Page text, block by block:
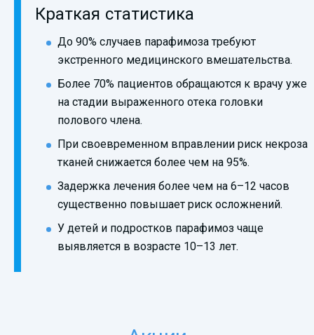
Краткая статистика
До 90% случаев парафимоза требуют
экстренного медицинского вмешательства.
Более 70% пациентов обращаются к врачу уже
на стадии выраженного отека головки
полового члена.
При своевременном вправлении риск некроза
тканей снижается более чем на 95%.
Задержка лечения более чем на 6–12 часов
существенно повышает риск осложнений.
У детей и подростков парафимоз чаще
выявляется в возрасте 10–13 лет.